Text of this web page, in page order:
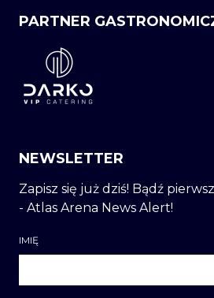
PARTNER
NEWSLETTER
Zapisz się już dziś! Bądź
- Atlas Arena News Alert!
IMIĘ